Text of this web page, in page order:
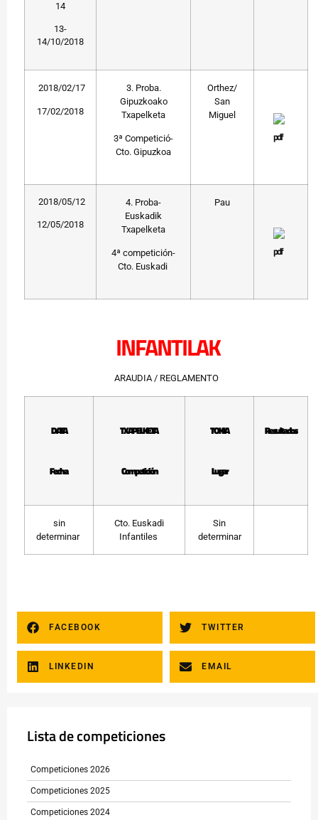
14
13-
14/10/2018
2018/02/17
17/02/2018
3. Proba.
Gipuzkoako
Txapelketa
3ª Competició-
Cto. Gipuzkoa
Orthez/
San
Miguel
2018/05/12
12/05/2018
4. Proba-
Euskadik
Txapelketa
4ª competición-
Cto. Euskadi
Pau
INFANTILAK
ARAUDIA / REGLAMENTO
DATA
Fecha
TXAPELKETA
Competición
TOKIA
Lugar
Resultados
sin
determinar
Cto. Euskadi
Infantiles
Sin
determinar
FACEBOOK TWITTER
LINKEDIN EMAIL
Lista de competiciones
Competiciones 2026
Competiciones 2025
Competiciones 2024